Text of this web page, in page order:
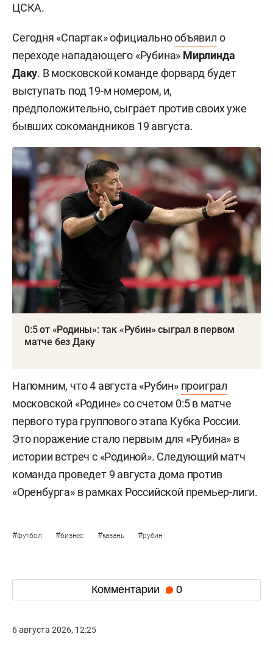
ЦСКА.
Сегодня «Спартак» официальнообъявил о
переходе нападающего «Рубина» Мирлинда
Даку. В московской команде форвард будет
выступать под 19-м номером, и,
предположительно, сыграет против своих уже
бывших сокомандников 19 августа.
0:5 от «Родины»: так «Рубин» сыграл в первом
матче без Даку
Напомним, что 4 августа «Рубин» проиграл
московской «Родине» со счетом 0:5 в матче
первого тура группового этапа Кубка России.
Это поражение стало первым для «Рубина» в
истории встреч с «Родиной». Следующий матч
команда проведет 9 августа дома против
«Оренбурга» в рамках Российской премьер-лиги.
#футбол #бизнес #казань #рубин
Комментарии 0
6 августа 2026, 12:25